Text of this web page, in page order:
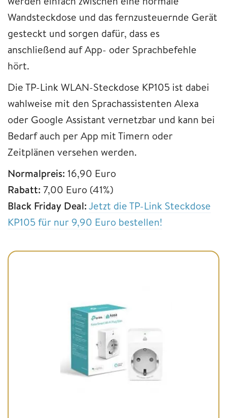
Wandsteckdose und das fernzusteuernde Gerät
gesteckt und sorgen dafür, dass es
anschließend auf App- oder Sprachbefehle
hört.
Die TP-Link WLAN-Steckdose KP105 ist dabei
wahlweise mit den Sprachassistenten Alexa
oder Google Assistant vernetzbar und kann bei
Bedarf auch per App mit Timern oder
Zeitplänen versehen werden.
Normalpreis: 16,90 Euro
Rabatt: 7,00 Euro (41%)
Black Friday Deal:Jetzt die TP-Link Steckdose
KP105 für nur 9,90 Euro bestellen!